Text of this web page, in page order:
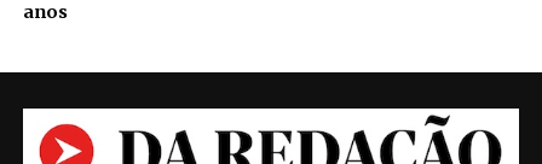
anos